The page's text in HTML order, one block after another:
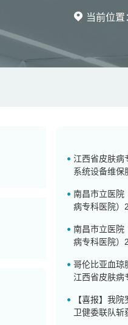
当前位置
江西省皮肤病
系统设备维保
南昌市立医院
病专科医院）
告
南昌市立医院
病专科医院）
哥伦比亚血琼
江西省皮肤病
【喜报】我
卫健委联队斩